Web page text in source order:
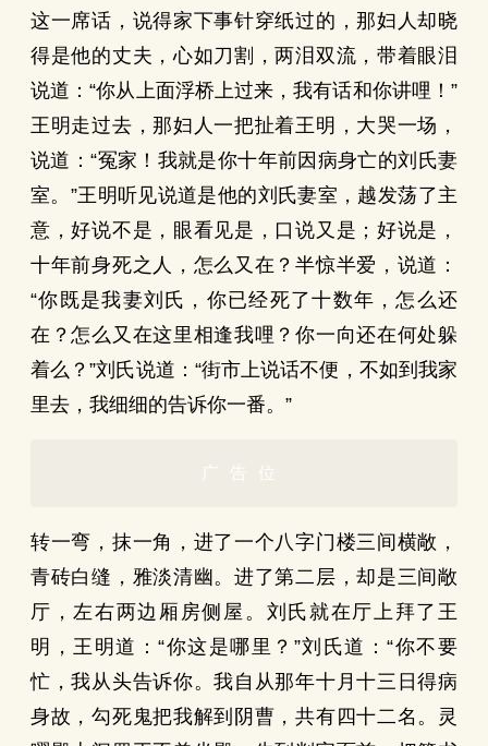
这一席话，说得家下事针穿纸过的，那妇人却晓
得是他的丈夫，心如刀割，两泪双流，带着眼泪
说道：“你从上面浮桥上过来，我有话和你讲哩！”
王明走过去，那妇人一把扯着王明，大哭一场，
说道：“冤家！我就是你十年前因病身亡的刘氏妻
室。”王明听见说道是他的刘氏妻室，越发荡了主
意，好说不是，眼看见是，口说又是；好说是，
十年前身死之人，怎么又在？半惊半爱，说道：
“你既是我妻刘氏，你已经死了十数年，怎么还
在？怎么又在这里相逢我哩？你一向还在何处躲
着么？”刘氏说道：“街市上说话不便，不如到我家
里去，我细细的告诉你一番。”
广告位
转一弯，抹一角，进了一个八字门楼三间横敞，
青砖白缝，雅淡清幽。进了第二层，却是三间敞
厅，左右两边厢房侧屋。刘氏就在厅上拜了王
明，王明道：“你这是哪里？”刘氏道：“你不要
忙，我从头告诉你。我自从那年十月十三日得病
身故，勾死鬼把我解到阴曹，共有四十二名。灵